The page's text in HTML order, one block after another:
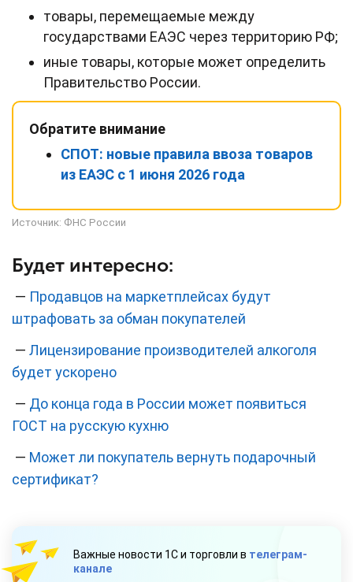
товары, перемещаемые между
государствами ЕАЭС через территорию РФ;
иные товары, которые может определить
Правительство России.
Обратите внимание
СПОТ: новые правила ввоза товаров
из ЕАЭС с 1 июня 2026 года
Источник: ФНС России
Будет интересно:
— Продавцов на маркетплейсах будут
штрафовать за обман покупателей
— Лицензирование производителей алкоголя
будет ускорено
— До конца года в России может появиться
ГОСТ на русскую кухню
— Может ли покупатель вернуть подарочный
сертификат?
Важные новости 1С и торговли в телеграм-
канале